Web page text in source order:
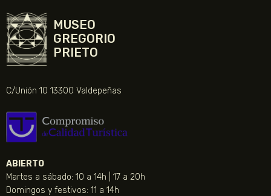
MUSEO
GREGORIO
PRIETO
C/Unión 10 13300 Valdepeñas
ABIERTO
Martes a sábado: 10 a 14h | 17 a 20h
Domingos y festivos: 11 a 14h